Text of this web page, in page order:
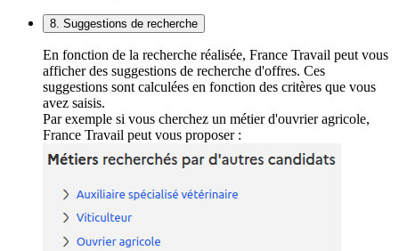
8. Suggestions de recherche
En fonction de la recherche réalisée, France Travail peut vous
afficher des suggestions de recherche d'offres. Ces
suggestions sont calculées en fonction des critères que vous
avez saisis.
Par exemple si vous cherchez un métier d'ouvrier agricole,
France Travail peut vous proposer :